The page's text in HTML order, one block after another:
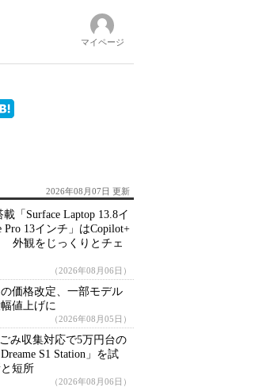
マイページ
2026年08月07日 更新
載「Surface Laptop 13.8イ
Pro 13インチ」はCopilot+
外観をじっくりとチェ
（2026年08月06日）
価格改定、一部モデル
値上げに
（2026年08月05日）
み収集対応で5万円台の
S1 Station」を試
短所
（2026年08月06日）